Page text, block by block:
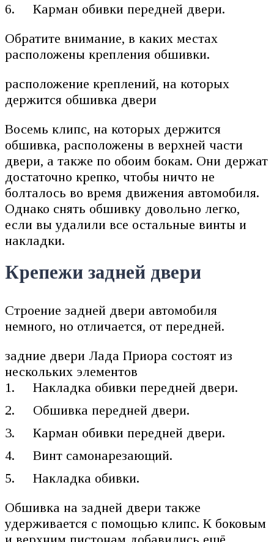
Карман обивки передней двери.
Обратите внимание, в каких местах
расположены крепления обшивки.
расположение креплений, на которых
держится обшивка двери
Восемь клипс, на которых держится
обшивка, расположены в верхней части
двери, а также по обоим бокам. Они держат
достаточно крепко, чтобы ничто не
болталось во время движения автомобиля.
Однако снять обшивку довольно легко,
если вы удалили все остальные винты и
накладки.
Крепежи задней двери
Строение задней двери автомобиля
немного, но отличается, от передней.
задние двери Лада Приора состоят из
нескольких элементов
Накладка обивки передней двери.
Обшивка передней двери.
Карман обивки передней двери.
Винт самонарезающий.
Накладка обивки.
Обшивка на задней двери также
удерживается с помощью клипс. К боковым